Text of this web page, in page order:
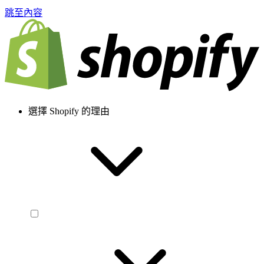
跳至內容
選擇 Shopify 的理由